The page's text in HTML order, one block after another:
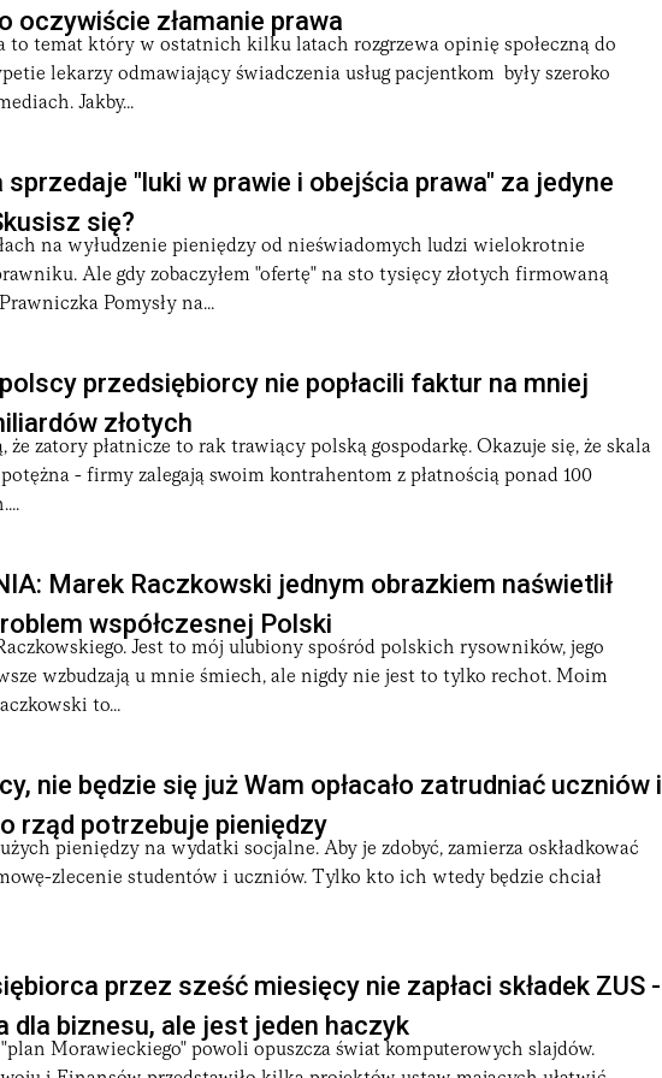
oczywiście złamanie prawa
to temat który w ostatnich kilku latach rozgrzewa opinię społeczną do
lekarzy odmawiający świadczenia usług pacjentkom były szeroko
Jakby...
sprzedaje "luki w prawie i obejścia prawa" za jedyne
się?
na wyłudzenie pieniędzy od nieświadomych ludzi wielokrotnie
Ale gdy zobaczyłem "ofertę" na sto tysięcy złotych firmowaną
Pomysły na...
przedsiębiorcy nie popłacili faktur na mniej
złotych
że zatory płatnicze to rak trawiący polską gospodarkę. Okazuje się, że skala
- firmy zalegają swoim kontrahentom z płatnością ponad 100
Marek Raczkowski jednym obrazkiem naświetlił
współczesnej Polski
Jest to mój ulubiony spośród polskich rysowników, jego
wzbudzają u mnie śmiech, ale nigdy nie jest to tylko rechot. Moim
to...
nie będzie się już Wam opłacało zatrudniać uczniów i
rząd potrzebuje pieniędzy
pieniędzy na wydatki socjalne. Aby je zdobyć, zamierza oskładkować
zlecenie studentów i uczniów. Tylko kto ich wtedy będzie chciał
przez sześć miesięcy nie zapłaci składek ZUS -
dla biznesu, ale jest jeden haczyk
Morawieckiego" powoli opuszcza świat komputerowych slajdów.